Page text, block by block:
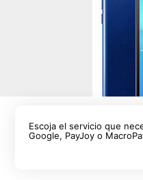
Escoja el servicio que
Google, PayJoy o